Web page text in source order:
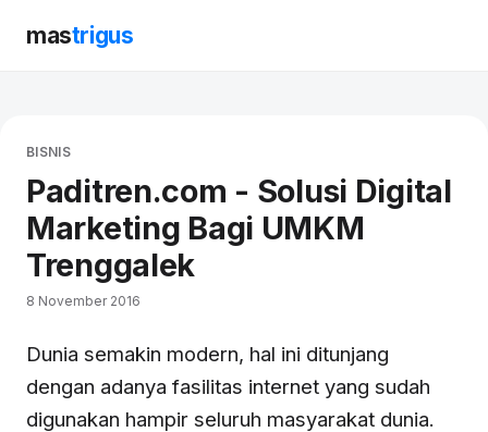
mastrigus
BISNIS
Paditren.com - Solusi Digital
Marketing Bagi UMKM
Trenggalek
8 November 2016
Dunia semakin modern, hal ini ditunjang
dengan adanya fasilitas internet yang sudah
digunakan hampir seluruh masyarakat dunia.